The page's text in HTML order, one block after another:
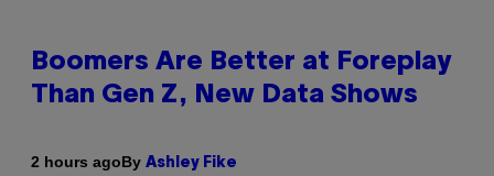
Boomers Are Better at Foreplay
Than Gen Z, New Data Shows
2 hours agoBy Ashley Fike